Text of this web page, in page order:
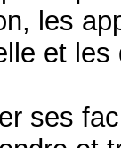
les
et
ses